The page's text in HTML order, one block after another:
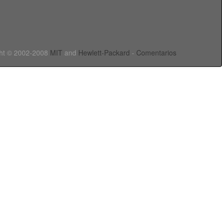
© 2002-2008 MIT and Hewlett-Packard - Comentarios